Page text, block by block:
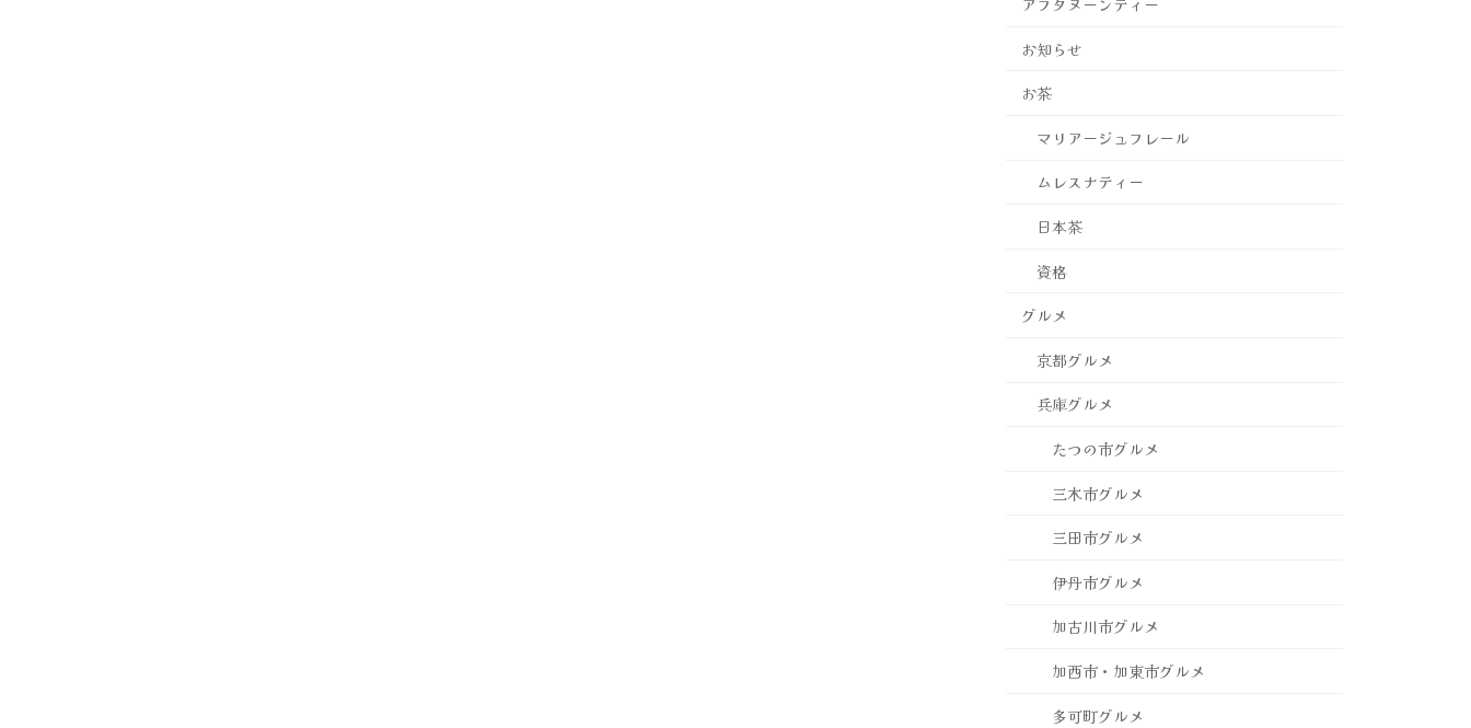
アフタヌーンティー
お知らせ
お茶
マリアージュフレール
ムレスナティー
日本茶
資格
グルメ
京都グルメ
兵庫グルメ
たつの市グルメ
三木市グルメ
三田市グルメ
伊丹市グルメ
加古川市グルメ
加西市・加東市グルメ
多可町グルメ